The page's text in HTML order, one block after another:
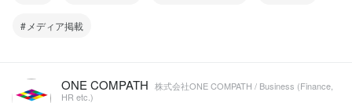
メディア掲載
ONE COMPATH 株式会社ONE COMPATH / Business (Finance,
HR etc.)